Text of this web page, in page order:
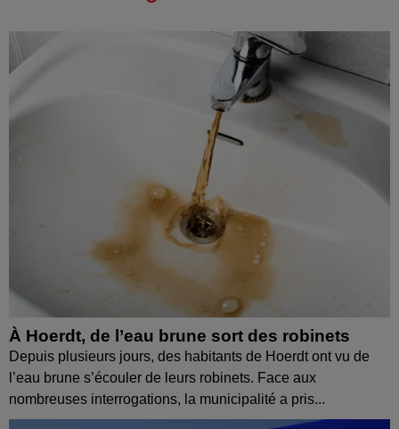
À Hoerdt, de l’eau brune sort des robinets
Depuis plusieurs jours, des habitants de Hoerdt ont vu de
l’eau brune s’écouler de leurs robinets. Face aux
nombreuses interrogations, la municipalité a pris...